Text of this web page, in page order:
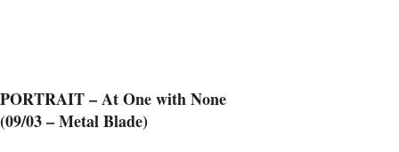
PORTRAIT – At One with None
(09/03 – Metal Blade)